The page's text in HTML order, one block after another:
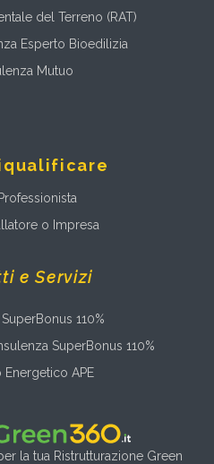
del Terreno (RAT)
Esperto Bioedilizia
Mutuo
o Impresa
e Servizi
110%
SuperBonus 110%
Energetico APE
la tua Ristrutturazione Green